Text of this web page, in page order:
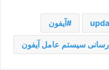
آیفون
سیستم عامل آیفون